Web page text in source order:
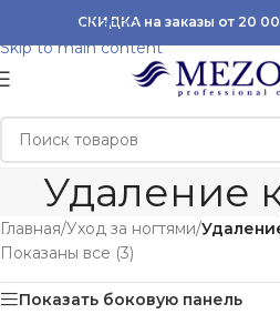
Skip to navigation
Skip to main content
СКИДКА на заказы от 20
Удаление
Главная/Уход за ногтями/
Показаны все (3)
Показать боковую панель